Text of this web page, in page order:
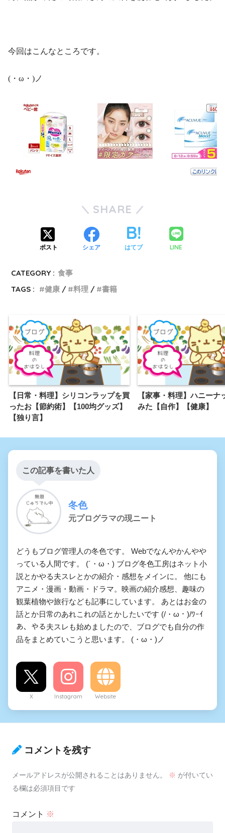
今回はこんなところです。
(・ω・)ノ
SHARE
ポスト シェア はてブ LINE
CATEGORY : 食事
TAGS :
健康 料理 書籍
【日常・料理】シリコンラップを買
ったお【節約術】【100均グッズ】
【独り言】
【家事・料理】ハニーナ
みた【自作】【健康】
この記事を書いた人
冬色
元プログラマの現ニート
どうもブログ管理人の冬色です。 Webでなんやかんやや
っている人間です。 (´・ω・) ブログ冬色工房はネット小
説とかやる夫スレとかの紹介・感想をメインに。 他にも
アニメ・漫画・動画・ドラマ。映画の紹介感想、趣味の
観葉植物や旅行なども記事にしています。 あとはお金の
話とか日常のあれこれの話とかしたいです (/・ω・)/ﾜｰｲ
あ、やる夫スレも始めましたので、ブログでも自分の作
品をまとめていこうと思います。 (・ω・)ノ
X Instagram Website
コメントを残す
メールアドレスが公開されることはありません。 ※ が付いてい
る欄は必須項目です
コメント ※